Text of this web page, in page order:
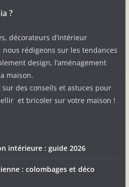
?
décorateurs d’intérieur
rédigeons sur les tendances
design, l’aménagement
maison.
des conseils et astuces pour
et bricoler sur votre maison !
intérieure : guide 2026
: colombages et déco